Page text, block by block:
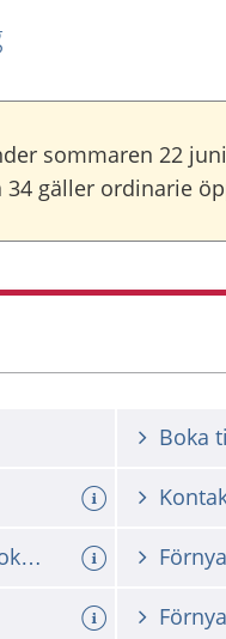
sommaren 22
gäller ordinarie
Boka
Kontakta oss för att omboka eller avboka tid